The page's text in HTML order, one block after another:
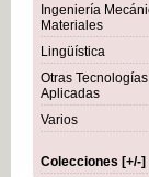
Ingeniería
Materiales
Lingüística
Otras
Aplicadas
Varios
Colecciones [+/-]